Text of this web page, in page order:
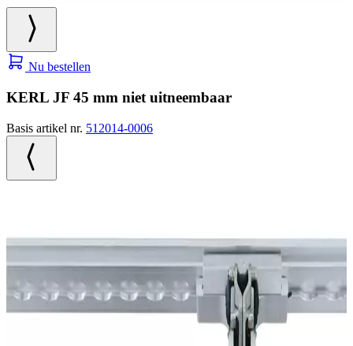
Nu bestellen
KERL JF 45 mm niet uitneembaar
Basis artikel nr. 512014-0006